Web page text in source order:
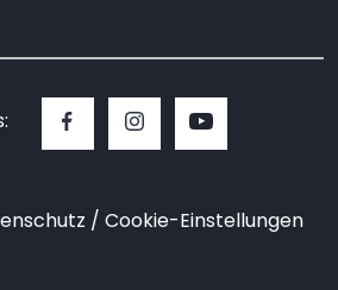
Cookie-Einstellungen